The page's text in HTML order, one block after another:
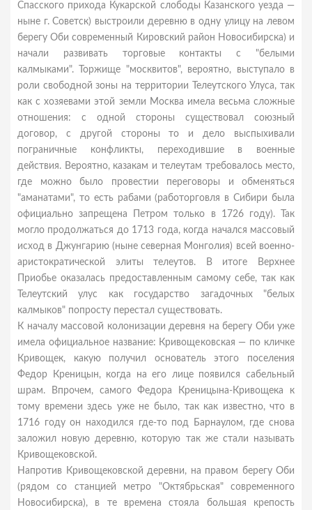
Спасского прихода Кукарской слободы Казанского уезда —
ныне г. Советск) выстроили деревню в одну улицу на левом
берегу Оби современный Кировский район Новосибирска) и
начали развивать торговые контакты с "белыми
калмыками". Торжище "москвитов", вероятно, выступало в
роли свободной зоны на территории Телеутского Улуса, так
как с хозяевами этой земли Москва имела весьма сложные
отношения: с одной стороны существовал союзный
договор, с другой стороны то и дело выспыхивали
пограничные конфликты, переходившие в военные
действия. Вероятно, казакам и телеутам требовалось место,
где можно было провестии переговоры и обменяться
"аманатами", то есть рабами (работорговля в Сибири была
официально запрещена Петром только в 1726 году). Так
могло продолжаться до 1713 года, когда начался массовый
исход в Джунгарию (ныне северная Монголия) всей военно-
аристократической элиты телеутов. В итоге Верхнее
Приобье оказалась предоставленным самому себе, так как
Телеутский улус как государство загадочных "белых
калмыков" попросту перестал существовать.
К началу массовой колонизации деревня на берегу Оби уже
имела официальное название: Кривощековская — по кличке
Кривощек, какую получил основатель этого поселения
Федор Креницын, когда на его лице появился сабельный
шрам. Впрочем, самого Федора Креницына-Кривощека к
тому времени здесь уже не было, так как известно, что в
1716 году он находился где-то под Барнаулом, где снова
заложил новую деревню, которую так же стали называть
Кривощековской.
Напротив Кривощековской деревни, на правом берегу Оби
(рядом со станцией метро "Октябрьская" современного
Новосибирска), в те времена стояла большая крепость